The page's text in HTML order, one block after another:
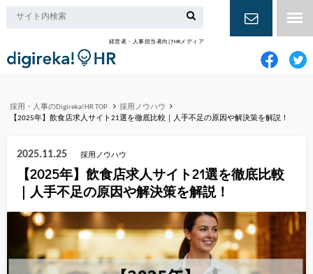
経営者・人事担当者向けHRメディア
お問い合
採用・人事のDigireka!HR TOP
採用ノウハウ
【2025年】飲食店求人サイト21選を徹底比較｜人手不足の原因や解決策を解説！
2025.11.25 採用ノウハウ
【2025年】飲食店求人サイト21選を徹底比較
｜人手不足の原因や解決策を解説！